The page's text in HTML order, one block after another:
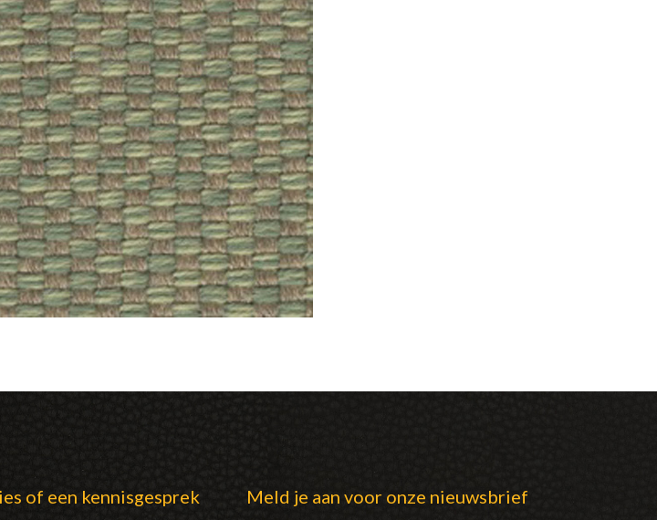
of een kennisgesprek Meld je aan voor onze nieuwsbrief